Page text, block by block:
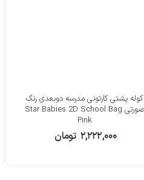
کوله پشتی کارتونی مدرسه دوبعدی رنگ
صورتی Star Babies 2D School Bag
Pink
۲,۲۲۲,۰۰۰ تومان